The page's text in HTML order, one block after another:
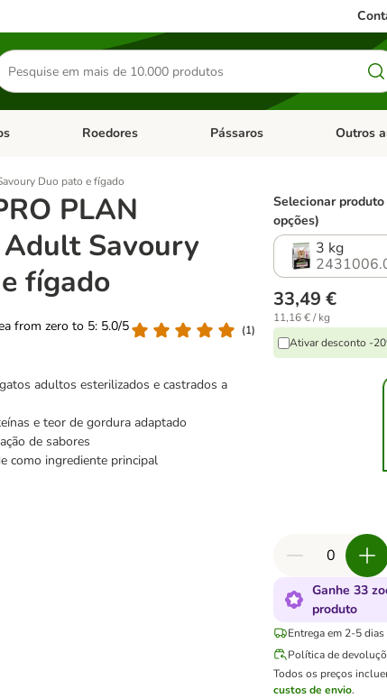
Dieta Vet.Abrir menu de categoria: Antiparasitários
Roedores Abrir menu de categoria:
Pássaros Abrir
Outros
Duo pato e fígado
PLAN
Savoury
fígado
from zero to 5: 5.0/5
(1)
adultos esterilizados e castrados a
e teor de gordura adaptado
de sabores
como ingrediente principal
Selecionar
opções)
3 kg
33,49 €
11,16 € / kg
Ativar desconto -
Ganhe 33
produto
Entrega em 2-5 dias
Política de
Todos os preços
custos de envio.